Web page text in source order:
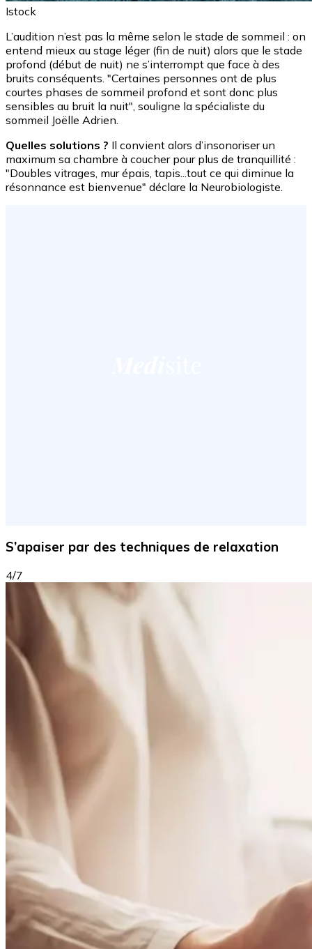
Istock
L’audition n’est pas la même selon le stade de sommeil : on
entend mieux au stage léger (fin de nuit) alors que le stade
profond (début de nuit) ne s’interrompt que face à des
bruits conséquents. "Certaines personnes ont de plus
courtes phases de sommeil profond et sont donc plus
sensibles au bruit la nuit", souligne la spécialiste du
sommeil Joëlle Adrien.
Quelles solutions ? Il convient alors d’insonoriser un
maximum sa chambre à coucher pour plus de tranquillité :
"Doubles vitrages, mur épais, tapis...tout ce qui diminue la
résonnance est bienvenue" déclare la Neurobiologiste.
S’apaiser par des techniques de relaxation
4/7